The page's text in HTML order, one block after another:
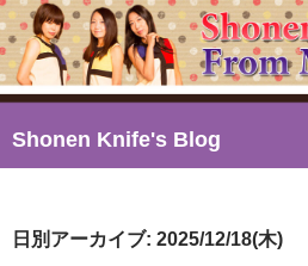
Shonen Knife's Blog
索
ン
日別アーカイブ: 2025/12/18(木)